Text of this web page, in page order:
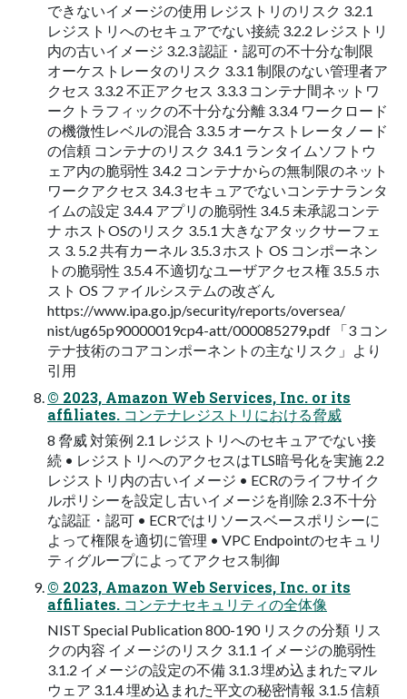
できないイメージの使用 レジストリのリスク 3.2.1
レジストリへのセキュアでない接続 3.2.2 レジストリ
内の古いイメージ 3.2.3 認証・認可の不十分な制限
オーケストレータのリスク 3.3.1 制限のない管理者ア
クセス 3.3.2 不正アクセス 3.3.3 コンテナ間ネットワ
ークトラフィックの不十分な分離 3.3.4 ワークロード
の機微性レベルの混合 3.3.5 オーケストレータノード
の信頼 コンテナのリスク 3.4.1 ランタイムソフトウ
ェア内の脆弱性 3.4.2 コンテナからの無制限のネット
ワークアクセス 3.4.3 セキュアでないコンテナランタ
イムの設定 3.4.4 アプリの脆弱性 3.4.5 未承認コンテ
ナ ホストOSのリスク 3.5.1 大きなアタックサーフェ
ス 3. 5.2 共有カーネル 3.5.3 ホスト OS コンポーネン
トの脆弱性 3.5.4 不適切なユーザアクセス権 3.5.5 ホ
スト OS ファイルシステムの改ざん
https://www.ipa.go.jp/security/reports/oversea/
nist/ug65p90000019cp4-att/000085279.pdf 「3 コン
テナ技術のコアコンポーネントの主なリスク」より
引用
© 2023, Amazon Web Services, Inc. or its
affiliates. コンテナレジストリにおける脅威
8 脅威 対策例 2.1 レジストリへのセキュアでない接
続 • レジストリへのアクセスはTLS暗号化を実施 2.2
レジストリ内の古いイメージ • ECRのライフサイク
ルポリシーを設定し古いイメージを削除 2.3 不十分
な認証・認可 • ECRではリソースベースポリシーに
よって権限を適切に管理 • VPC Endpointのセキュリ
ティグループによってアクセス制御
© 2023, Amazon Web Services, Inc. or its
affiliates. コンテナセキュリティの全体像
NIST Special Publication 800-190 リスクの分類 リス
クの内容 イメージのリスク 3.1.1 イメージの脆弱性
3.1.2 イメージの設定の不備 3.1.3 埋め込まれたマル
ウェア 3.1.4 埋め込まれた平文の秘密情報 3.1.5 信頼